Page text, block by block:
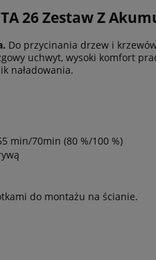
26 Zestaw Z
Do przycinania drzew i
uchwyt, wysoki komfort
naładowania.
min/70min (80 %/100 %)
do montażu na ścianie.